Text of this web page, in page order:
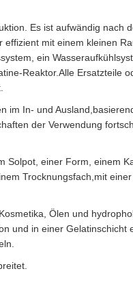
Es ist aufwändig nach
effizient mit einem kleinen
ein
Reaktor.Alle Ersatzteile
im In- und
der Verwendung
Solpot, einer Form, einem
Trocknungsfach,mit
Ölen und
und in einer Gelatinschicht